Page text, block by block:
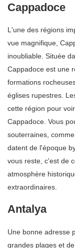
Cappadoce
L'une des régions
vue magnifique,
inoubliable. Située
Cappadoce est une
formations
églises rupestres.
cette région pour
Cappadoce. Vous
souterraines,
datent de l'époque
vous reste, c'est de
atmosphère
extraordinaires.
Antalya
Une bonne adresse
grandes plages et